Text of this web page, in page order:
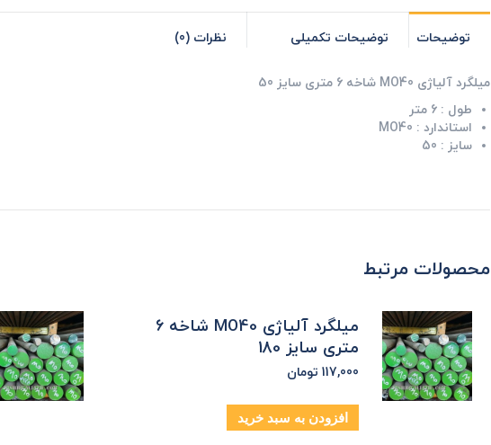
توضیحات توضیحات تکمیلی نظرات (0)
میلگرد آلیاژی MO40 شاخه 6 متری سایز 50
طول : 6 متر
استاندارد : MO40
سایز : 50
محصولات مرتبط
میلگرد آلیاژی MO40 شاخه 6
متری سایز 180
117,000 تومان
افزودن به سبد خرید